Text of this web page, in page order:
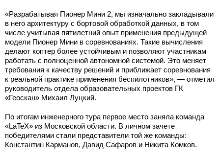
«Разрабатывая Пионер Мини 2, мы изначально закладывали
в него архитектуру с бортовой обработкой данных, в том
числе учитывая пятилетний опыт применения предыдущей
модели Пионер Мини в соревнованиях. Такие вычисления
делают коптер более устойчивым и позволяют участникам
работать с полноценной автономной системой. Это меняет
требования к качеству решений и приближает соревнования
к реальной практике применения беспилотников», — отметил
руководитель отдела образовательных проектов ГК
«Геоскан» Михаил Луцкий.
По итогам инженерного тура первое место заняла команда
«LaTeX» из Московской области. В личном зачете
победителями стали представители той же команды:
Константин Карманов, Давид Сафаров и Никита Комков.